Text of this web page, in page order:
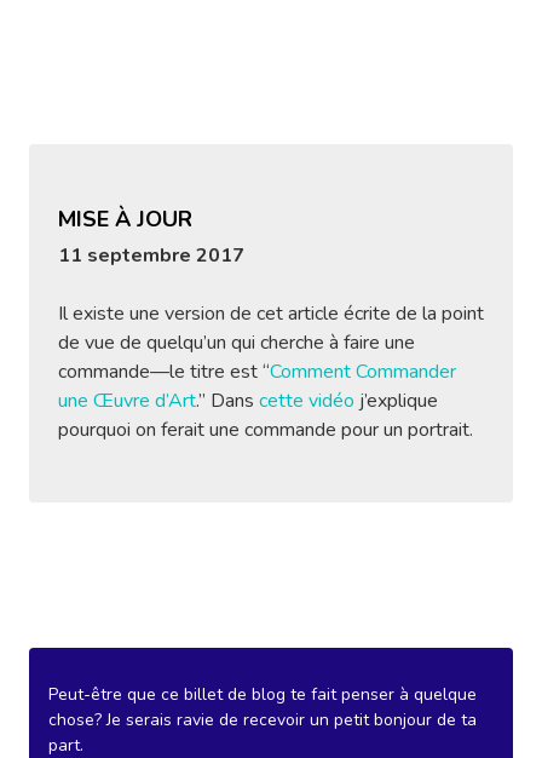
MISE À JOUR
11 septembre 2017
Il existe une version de cet article écrite de la point
de vue de quelqu’un qui cherche à faire une
commande—le titre est “Comment Commander
une Œuvre d’Art.” Dans cette vidéo j’explique
pourquoi on ferait une commande pour un portrait.
Peut-être que ce billet de blog te fait penser à quelque
chose? Je serais ravie de recevoir un petit bonjour de ta
part.